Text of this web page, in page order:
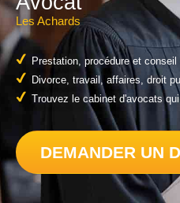
Les Achards
Prestation, procédure et
Divorce, travail, affaires, droit
Trouvez le cabinet d'avocats
DEMANDER UN